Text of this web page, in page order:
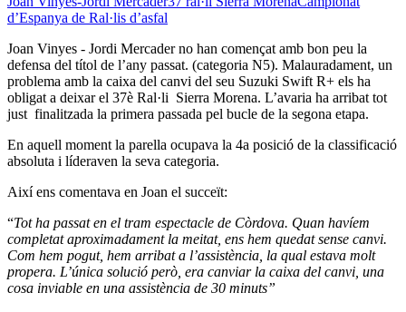
d’Espanya de Ral·lis d’asfal
Joan Vinyes - Jordi Mercader no han començat amb bon peu la
defensa del títol de l’any passat. (categoria N5). Malauradament, un
problema amb la caixa del canvi del seu Suzuki Swift R+ els ha
obligat a deixar el 37è Ral·li Sierra Morena. L’avaria ha arribat tot
just finalitzada la primera passada pel bucle de la segona etapa.
En aquell moment la parella ocupava la 4a posició de la classificació
absoluta i líderaven la seva categoria.
Així ens comentava en Joan el succeït:
“Tot ha passat en el tram espectacle de Còrdova. Quan havíem
completat aproximadament la meitat, ens hem quedat sense canvi.
Com hem pogut, hem arribat a l’assistència, la qual estava molt
propera. L’única solució però, era canviar la caixa del canvi, una
cosa inviable en una assistència de 30 minuts”